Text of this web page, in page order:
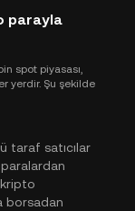
parayla
spot piyasası,
yerdir. Şu şekilde
taraf satıcılar
paralardan
borsadan